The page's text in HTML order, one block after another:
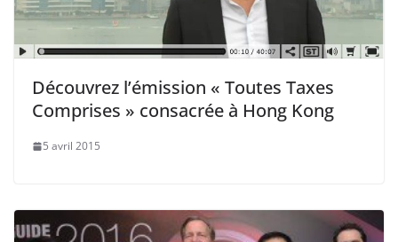
Découvrez l’émission « Toutes Taxes
Comprises » consacrée à Hong Kong
5 avril 2015